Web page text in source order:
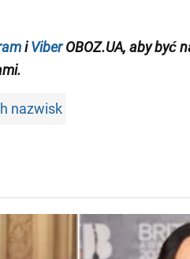
iViberOBOZ.UA, aby być
.
nazwisk